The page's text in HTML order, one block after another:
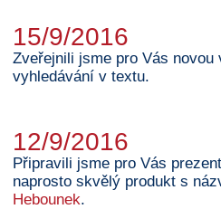
15/9/2016
Zveřejnili jsme pro Vás
vyhledávání v textu.
12/9/2016
Připravili jsme pro Vás
naprosto skvělý produkt s
Hebounek.